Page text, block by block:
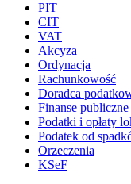
PIT
CIT
VAT
Akcyza
Ordynacja
Rachunkowość
Doradca
Finanse publiczne
Podatki i opłaty
Podatek od
Orzeczenia
KSeF